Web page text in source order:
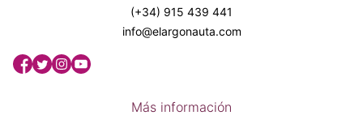
(+34) 915 439 441
info@elargonauta.com
Más información